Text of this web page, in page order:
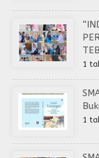
1
1